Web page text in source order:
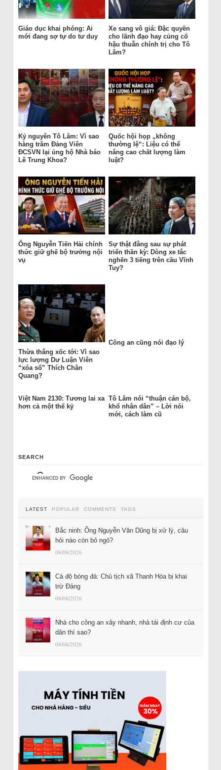
Giáo dục khai phóng: Ai
mới đang sợ tự do tư duy
Xe sang vô giá: Đặc quyền
cho lãnh đạo hay củng cố
hậu thuẫn chính trị cho Tô
Lâm?
Kỷ nguyên Tô Lâm: Vì sao
hàng trăm Đảng Viên
ĐCSVN lại ủng hộ Nhà báo
Lê Trung Khoa?
Quốc hội họp „không
thường lệ“: Liệu có thể
nâng cao chất lượng làm
luật?
Ông Nguyễn Tiến Hải chính
thức giữ ghế bộ trưởng nội
vụ
Sự thật đằng sau sự phát
triển thần kỳ: Dòng xe tắc
nghẽn 3 tiếng trên cầu Vĩnh
Tuy?
Thừa thắng xốc tới: Vì sao
lực lượng Dư Luận Viên
“xóa sổ” Thích Chân
Quang?
Công an cũng nói đạo lý
Việt Nam 2130: Tương lai xa
hơn cả một thế kỷ
Tô Lâm nói “thuận cán bộ,
khổ nhân dân” – Lời nói
mới, cách làm cũ
SEARCH
LATEST POPULAR COMMENTS TAGS
Bắc ninh: Ông Nguyễn Văn Dũng bị xử lý, câu
hỏi nào còn bỏ ngỏ?
08/08/2026
Cá độ bóng đá: Chủ tịch xã Thanh Hóa bị khai
trừ Đảng
08/08/2026
Nhà cho công an xây nhanh, nhà tái định cư của
dân thì sao?
08/08/2026